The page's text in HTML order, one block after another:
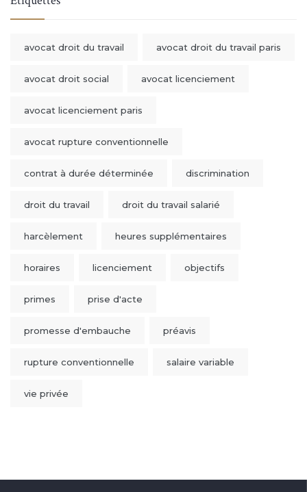
avocat droit du travail avocat droit du travail paris
avocat droit social avocat licenciement
avocat licenciement paris
avocat rupture conventionnelle
contrat à durée déterminée discrimination
droit du travail droit du travail salarié
harcèlement heures supplémentaires
horaires licenciement objectifs
primes prise d'acte
promesse d'embauche préavis
rupture conventionnelle salaire variable
vie privée